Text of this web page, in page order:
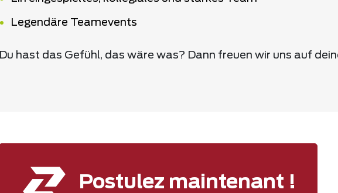
Legendäre Teamevents
Du hast das Gefühl, das wäre was? Dann freuen wir uns auf
Postulez maintenant !